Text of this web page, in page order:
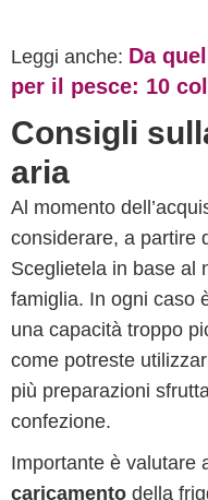
Leggi anche: Da
per il pesce: 10
Consigli
aria
Al momento
considerare, a partire
Sceglietela in base al
famiglia. In ogni caso
una capacità troppo
come potreste
più preparazioni
confezione.
Importante è valutare
caricamento della